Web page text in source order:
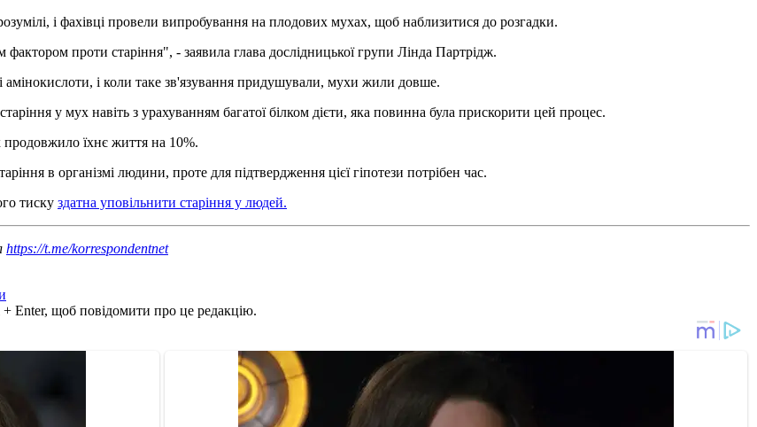
і фахівці провели випробування на плодових мухах, щоб наблизитися до розгадки.
проти старіння", - заявила глава дослідницької групи Лінда Партрідж.
амінокислоти, і коли таке зв'язування придушували, мухи жили довше.
у мух навіть з урахуванням багатої білком дієти, яка повинна була прискорити цей процес.
продовжило їхнє життя на 10%.
в організмі людини, проте для підтвердження цієї гіпотези потрібен час.
тиску здатна уповільнити старіння у людей.
https://t.me/korrespondentnet
+ Enter, щоб повідомити про це редакцію.